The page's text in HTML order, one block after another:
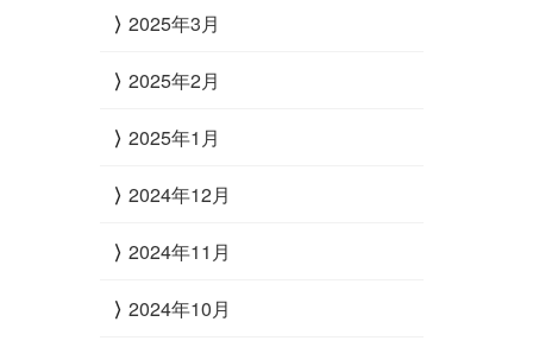
2025年3月
2025年2月
2025年1月
2024年12月
2024年11月
2024年10月